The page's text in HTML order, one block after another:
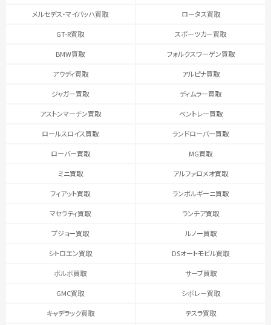
メルセデス・マイバッハ買取 ロータス買取
GT-R買取 スポーツカー買取
BMW買取 フォルクスワーゲン買取
アウディ買取 アルピナ買取
ジャガー買取 ディムラー買取
アストンマーチン買取 ベントレー買取
ロールスロイス買取 ランドローバー買取
ローバー買取 MG買取
ミニ買取 アルファロメオ買取
フィアット買取 ランボルギーニ買取
マセラティ買取 ランチア買取
プジョー買取 ルノー買取
シトロエン買取 DSオートモビル買取
ボルボ買取 サーブ買取
GMC買取 シボレー買取
キャデラック買取 テスラ買取